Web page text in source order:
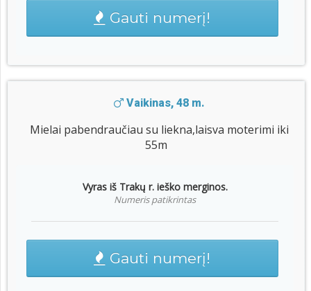
Gauti numerį!
Vaikinas, 48 m.
Mielai pabendraučiau su liekna,laisva moterimi iki
55m
Vyras iš Trakų r. ieško merginos.
Numeris patikrintas
Gauti numerį!